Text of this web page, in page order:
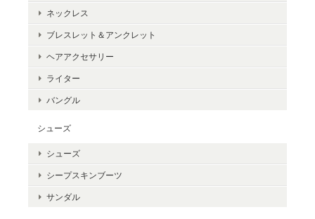
ネックレス
ブレスレット＆アンクレット
ヘアアクセサリー
ライター
バングル
シューズ
シューズ
シープスキンブーツ
サンダル